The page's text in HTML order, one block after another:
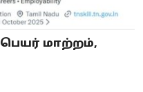
மாற்றம்,